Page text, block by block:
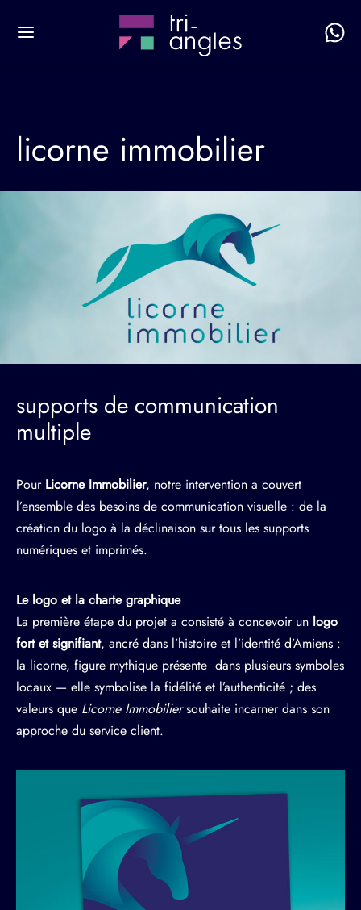
licorne immobilier
supports de communication
multiple
Pour Licorne Immobilier, notre intervention a couvert
l’ensemble des besoins de communication visuelle : de la
création du logo à la déclinaison sur tous les supports
numériques et imprimés.
Le logo et la charte graphique
La première étape du projet a consisté à concevoir un logo
fort et signifiant, ancré dans l’histoire et l’identité d’Amiens :
la licorne, figure mythique présente dans plusieurs symboles
locaux — elle symbolise la fidélité et l’authenticité ; des
valeurs que Licorne Immobiliersouhaite incarner dans son
approche du service client.